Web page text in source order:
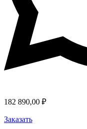
182 890,00 ₽
Заказать